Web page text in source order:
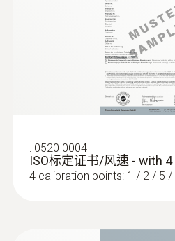
: 0520 0004
ISO标定证书/风速 - with
4 calibration points: 1 / 2 / 5